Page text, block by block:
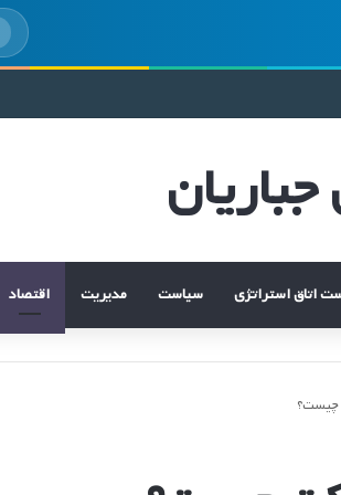
اتاق استراتژی سیاست مدیریت اقتصاد
چیست؟